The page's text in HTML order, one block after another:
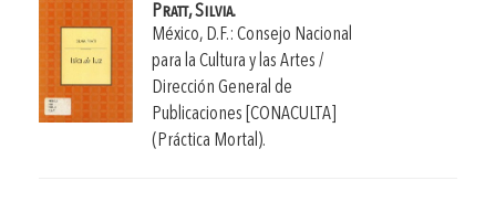
Pratt, Silvia.
México, D.F.: Consejo Nacional
para la Cultura y las Artes /
Dirección General de
Publicaciones [CONACULTA]
(Práctica Mortal).